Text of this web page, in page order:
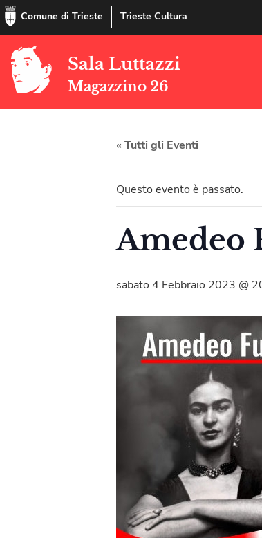
Comune di Trieste Trieste Cultura
Sala Luttazzi
Magazzino 26
« Tutti gli Eventi
Questo evento è passato.
Amedeo
sabato 4 Febbraio 2023 @